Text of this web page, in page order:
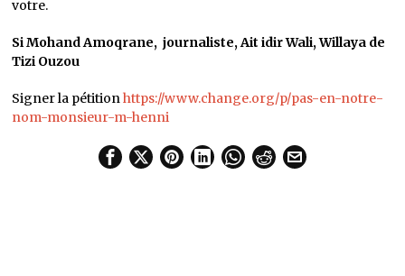
votre.
Si Mohand Amoqrane, journaliste, Ait idir Wali, Willaya de
Tizi Ouzou
Signer la pétitionhttps://www.change.org/p/pas-en-notre-
nom-monsieur-m-henni